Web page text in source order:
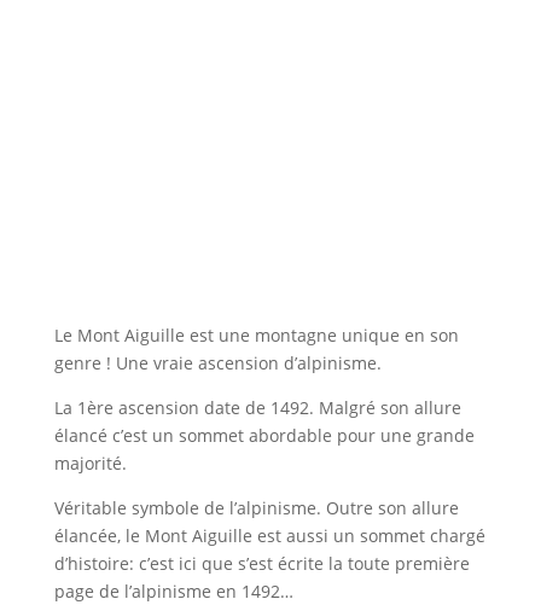
Le Mont Aiguille est une montagne unique en son
genre ! Une vraie ascension d’alpinisme.
La 1ère ascension date de 1492. Malgré son allure
élancé c’est un sommet abordable pour une grande
majorité.
Véritable symbole de l’alpinisme. Outre son allure
élancée, le Mont Aiguille est aussi un sommet chargé
d’histoire: c’est ici que s’est écrite la toute première
page de l’alpinisme en 1492…